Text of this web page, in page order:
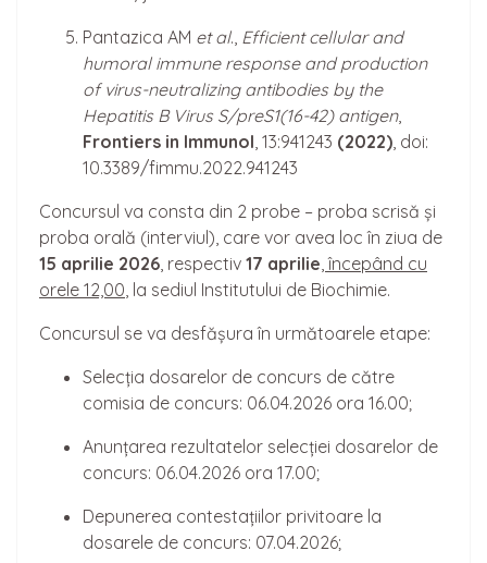
Pantazica AM et al., Efficient cellular and
humoral immune response and production
of virus-neutralizing antibodies by the
Hepatitis B Virus S/preS1(16-42) antigen,
Frontiers in Immunol, 13:941243 (2022), doi:
10.3389/fimmu.2022.941243
Concursul va consta din 2 probe – proba scrisă și
proba orală (interviul), care vor avea loc în ziua de
15 aprilie 2026, respectiv 17 aprilie, începând cu
orele 12,00, la sediul Institutului de Biochimie.
Concursul se va desfășura în următoarele etape:
Selecția dosarelor de concurs de către
comisia de concurs: 06.04.2026 ora 16.00;
Anunțarea rezultatelor selecției dosarelor de
concurs: 06.04.2026 ora 17.00;
Depunerea contestațiilor privitoare la
dosarele de concurs: 07.04.2026;